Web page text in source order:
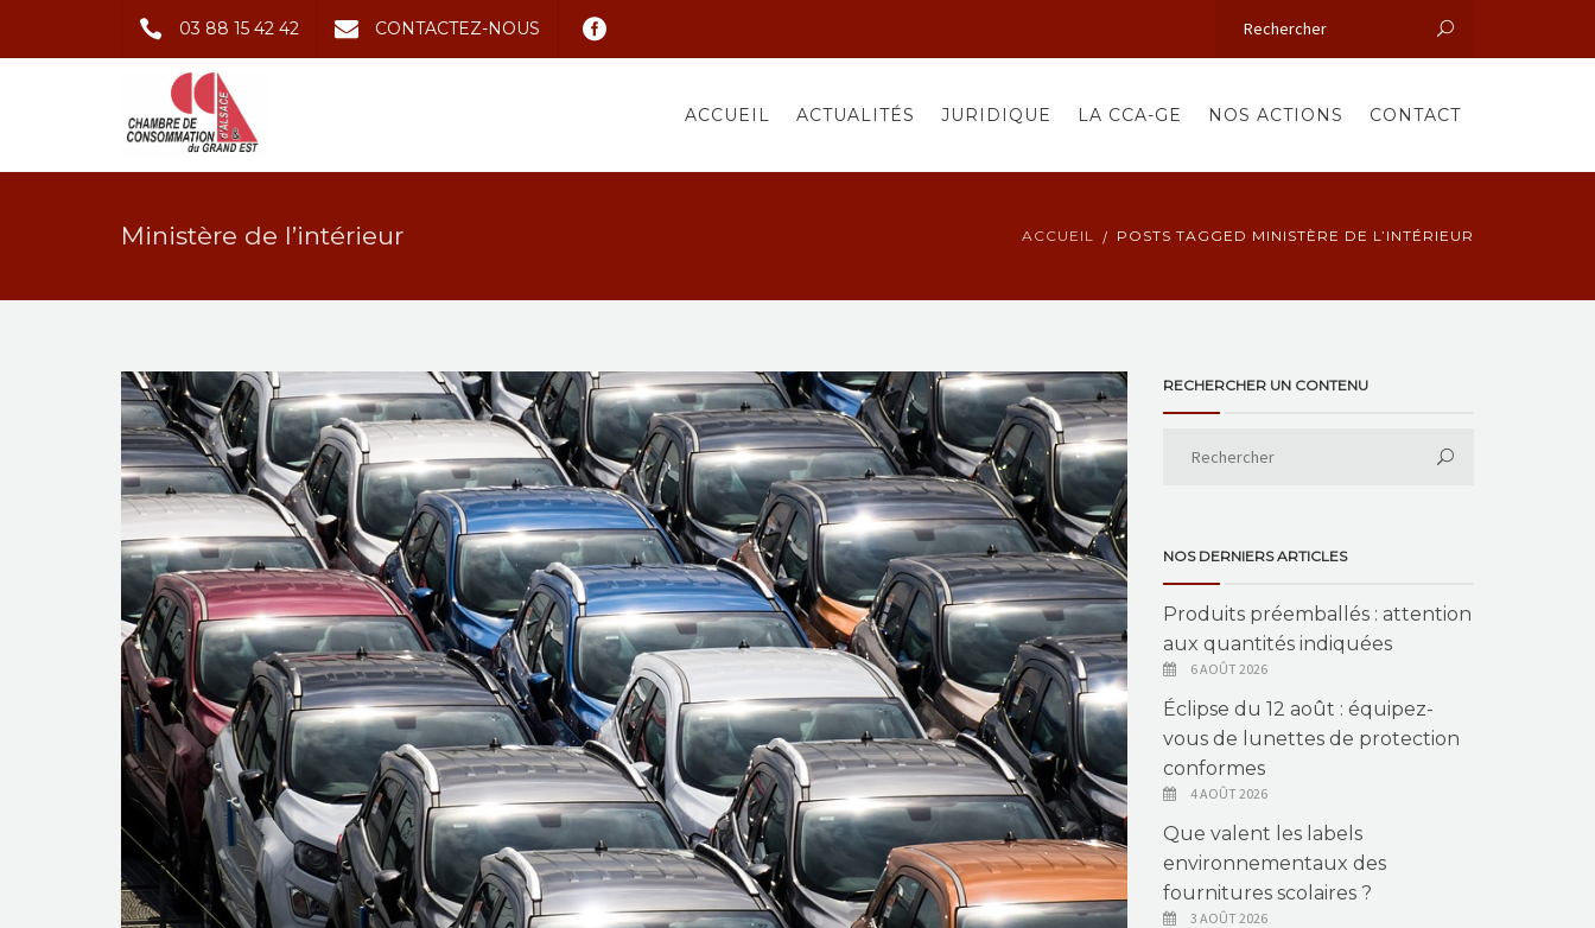
03 88 15 42 42 CONTACTEZ-NOUS
ACCUEIL ACTUALITÉS JURIDIQUE LA CCA-GE NOS ACTIONS CONTACT
Ministère de l’intérieur ACCUEIL POSTS TAGGED MINISTÈRE DE L’INTÉRIEUR
RECHERCHER UN CONTENU
NOS DERNIERS ARTICLES
Produits préemballés : attention
aux quantités indiquées
6 AOÛT 2026
Éclipse du 12 août : équipez-
vous de lunettes de protection
conformes
4 AOÛT 2026
Que valent les labels
environnementaux des
fournitures scolaires ?
3 AOÛT 2026